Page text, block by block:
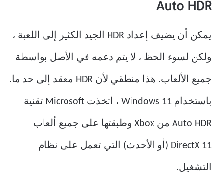
Auto HDR
يمكن أن يضيف إعداد HDR الجيد الكثير إلى اللعبة ،
ولكن لسوء الحظ ، لا يتم دعمه في الأصل بواسطة
جميع الألعاب. هذا منطقي لأن HDR معقد إلى حد ما.
باستخدام Windows 11 ، اتخذت Microsoft تقنية
Auto HDR من Xbox وطبقتها على جميع ألعاب
DirectX 11 (أو الأحدث) التي تعمل على نظام
التشغيل.